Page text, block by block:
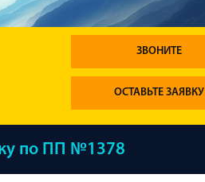
ЗВОНИТЕ
ОСТАВЬТЕ ЗАЯВКУ
по ПП №1378